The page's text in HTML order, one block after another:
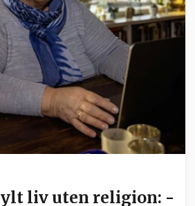
liv uten religion: -